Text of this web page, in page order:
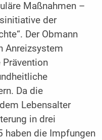
Maßnahmen –
der
Der Obmann
Anreizsystem
Da die
Lebensalter
in drei
haben die Impfungen